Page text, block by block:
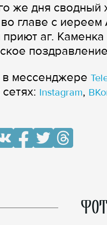
же дня сводный
главе с
аг.
в мессенджере
Instagram,